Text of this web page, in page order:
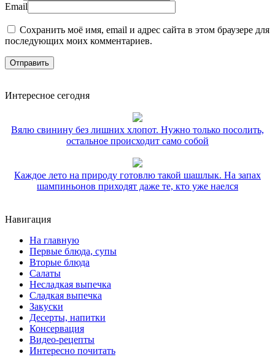
Email
Сохранить моё имя, email и адрес сайта в этом браузере для
последующих моих комментариев.
Интересное сегодня
Вялю свинину без лишних хлопот. Нужно только посолить,
остальное происходит само собой
Каждое лето на природу готовлю такой шашлык. На запах
шампиньонов приходят даже те, кто уже наелся
Навигация
На главную
Первые блюда, супы
Вторые блюда
Салаты
Несладкая выпечка
Сладкая выпечка
Закуски
Десерты, напитки
Консервация
Видео-рецепты
Интересно почитать